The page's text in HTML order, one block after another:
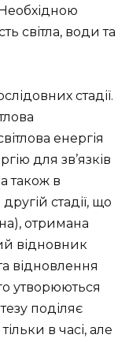
світла, води та
стадії.
енергія
для зв’язків
також в
стадії, що
отримана
відновник
відновлення
утворюються
поділяє
в часі, але